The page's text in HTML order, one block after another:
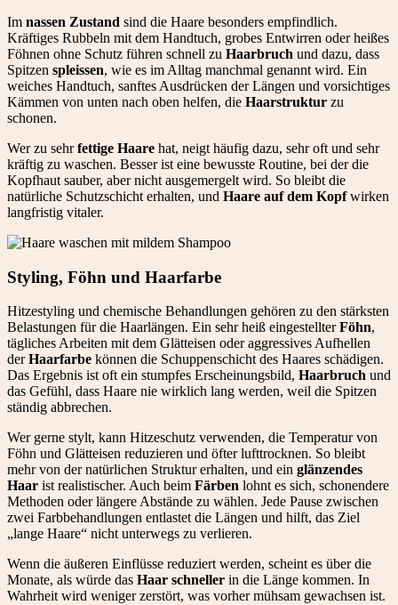
Im nassen Zustand sind die Haare besonders empfindlich.
Kräftiges Rubbeln mit dem Handtuch, grobes Entwirren oder heißes
Föhnen ohne Schutz führen schnell zu Haarbruch und dazu, dass
Spitzen spleissen, wie es im Alltag manchmal genannt wird. Ein
weiches Handtuch, sanftes Ausdrücken der Längen und vorsichtiges
Kämmen von unten nach oben helfen, die Haarstruktur zu
schonen.
Wer zu sehrfettige Haare hat, neigt häufig dazu, sehr oft und sehr
kräftig zu waschen. Besser ist eine bewusste Routine, bei der die
Kopfhaut sauber, aber nicht ausgemergelt wird. So bleibt die
natürliche Schutzschicht erhalten, und Haare auf dem Kopfwirken
langfristig vitaler.
Styling, Föhn und Haarfarbe
Hitzestyling und chemische Behandlungen gehören zu den stärksten
Belastungen für die Haarlängen. Ein sehr heiß eingestellterFöhn,
tägliches Arbeiten mit dem Glätteisen oder aggressives Aufhellen
derHaarfarbe können die Schuppenschicht des Haares schädigen.
Das Ergebnis ist oft ein stumpfes Erscheinungsbild, Haarbruch und
das Gefühl, dass Haare nie wirklich lang werden, weil die Spitzen
ständig abbrechen.
Wer gerne stylt, kann Hitzeschutz verwenden, die Temperatur von
Föhn und Glätteisen reduzieren und öfter lufttrocknen. So bleibt
mehr von der natürlichen Struktur erhalten, und ein glänzendes
Haar ist realistischer. Auch beim Färben lohnt es sich, schonendere
Methoden oder längere Abstände zu wählen. Jede Pause zwischen
zwei Farbbehandlungen entlastet die Längen und hilft, das Ziel
„lange Haare“ nicht unterwegs zu verlieren.
Wenn die äußeren Einflüsse reduziert werden, scheint es über die
Monate, als würde das Haar schneller in die Länge kommen. In
Wahrheit wird weniger zerstört, was vorher mühsam gewachsen ist.